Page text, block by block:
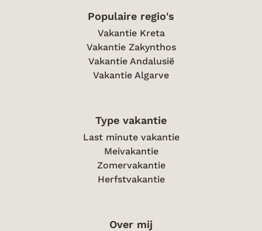
Populaire regio's
Vakantie Kreta
Vakantie Zakynthos
Vakantie Andalusië
Vakantie Algarve
Type vakantie
Last minute vakantie
Meivakantie
Zomervakantie
Herfstvakantie
Over mij